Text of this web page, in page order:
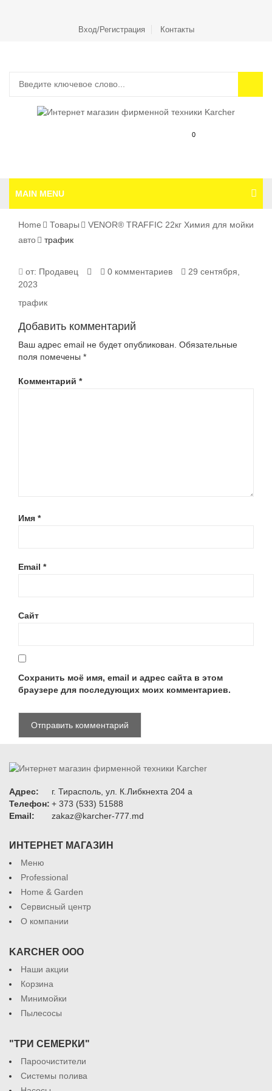
Вход/Регистрация Контакты
0
MAIN MENU
Home Товары
VENOR® TRAFFIC 22кг Химия для мойки
авто
трафик
ТРАФИК
от: Продавец 0 комментариев
29 сентября,
2023
трафик
Добавить комментарий
Ваш адрес email не будет опубликован. Обязательные
поля помечены *
Комментарий *
Имя *
Email *
Сайт
Сохранить моё имя, email и адрес сайта в этом
браузере для последующих моих комментариев.
Адрес:
г. Тирасполь, ул. К.Либкнехта 204 а
Телефон: + 373 (533) 51588
Email:
zakaz@karcher-777.md
ИНТЕРНЕТ МАГАЗИН
Меню
Professional
Home & Garden
Сервисный центр
О компании
KARCHER ООО
Наши акции
Корзина
Минимойки
Пылесосы
"ТРИ СЕМЕРКИ"
Пароочистители
Системы полива